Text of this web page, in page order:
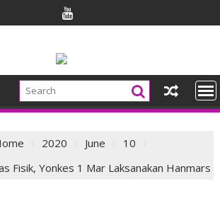
2020 June
10
Fisik, Yonkes 1 Mar Laksanakan Hanmars